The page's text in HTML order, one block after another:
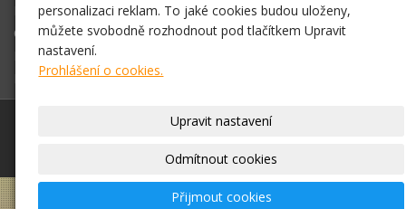
E-shop
Obchodní podmínky
Fotogalerie
Kontakt
Antikvariát Sobotková U jakubské věže Brno
webové stránkys AI,doména
personalizaci reklam. To jaké cookies budou uloženy,
můžete svobodně rozhodnout pod tlačítkem Upravit
nastavení.
Prohlášení o cookies.
Upravit nastavení
Odmítnout cookies
Přijmout cookies